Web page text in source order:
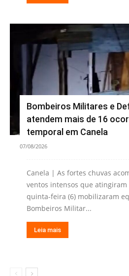
Bombeiros Militares e
atendem mais de 16
temporal em Canela
07/08/2026
Canela | As fortes chuvas
ventos intensos que atingiram
quinta-feira (6) mobilizaram
Bombeiros Militar...
Leia mais